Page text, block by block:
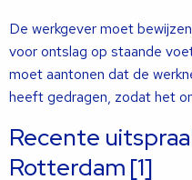
De werkgever moet
voor ontslag op staande
moet aantonen dat de
heeft gedragen, zodat het
Recente
Rotterdam [1]